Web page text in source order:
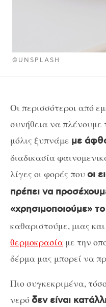
©UNSPLASH
Οι περισσότεροι από
συνήθεια να πλένουμε
μόλις ξυπνάμε με
διαδικασία
λίγες οι φορές που οι
πρέπει να
«χρησιμοποιούμε»
καθαριστούμε, μιας
θερμοκρασία με την
δέρμα μας μπορεί να
Πιο συγκεκριμένα,
νερόδεν είναι